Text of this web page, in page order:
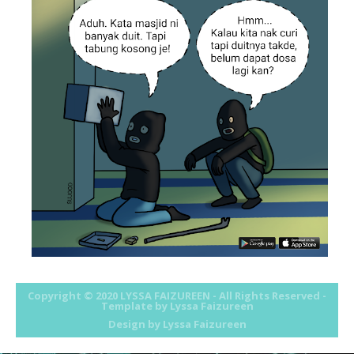
May(16)
►April (46)
March(46)
February (50)
(569)
2010
Copyright © 2020 LYSSA FAIZUREEN - All Rights Reserved -
Template by Lyssa Faizureen
Design by Lyssa Faizureen